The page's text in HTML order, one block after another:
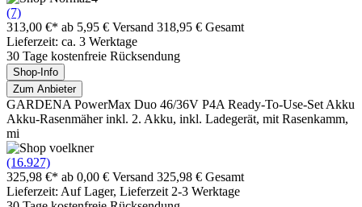
(7)
313,00 €* ab 5,95 € Versand 318,95 € Gesamt
Lieferzeit: ca. 3 Werktage
30 Tage kostenfreie Rücksendung
Shop-Info
Zum Anbieter
GARDENA PowerMax Duo 46/36V P4A Ready-To-Use-Set Akku
Akku-Rasenmäher inkl. 2. Akku, inkl. Ladegerät, mit Rasenkamm,
mi
(16.927)
325,98 €* ab 0,00 € Versand 325,98 € Gesamt
Lieferzeit: Auf Lager, Lieferzeit 2-3 Werktage